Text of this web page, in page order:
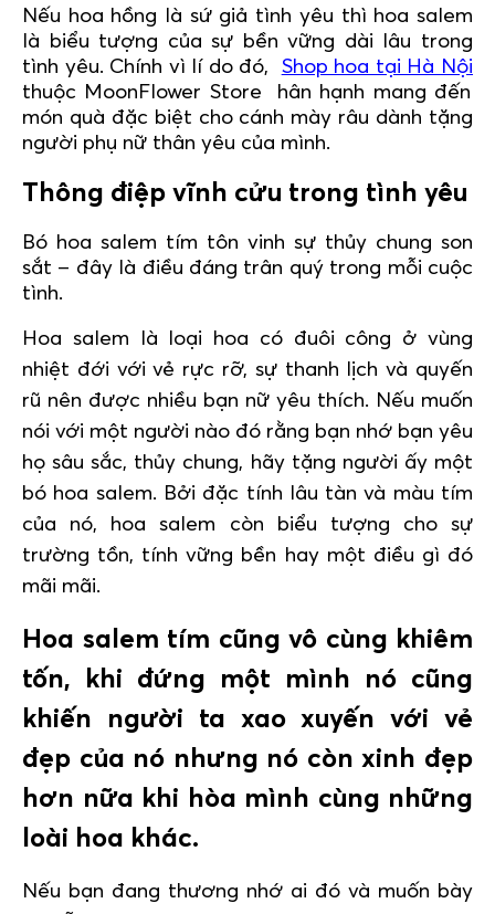
Nếu hoa hồng là sứ giả tình yêu thì hoa salem
là biểu tượng của sự bền vững dài lâu trong
tình yêu. Chính vì lí do đó, Shop hoa tại Hà Nội
thuộc MoonFlower Store hân hạnh mang đến
món quà đặc biệt cho cánh mày râu dành tặng
người phụ nữ thân yêu của mình.
Thông điệp vĩnh cửu trong tình yêu
Bó hoa salem tím tôn vinh sự thủy chung son
sắt – đây là điều đáng trân quý trong mỗi cuộc
tình.
Hoa salem là loại hoa có đuôi công ở vùng
nhiệt đới với vẻ rực rỡ, sự thanh lịch và quyến
rũ nên được nhiều bạn nữ yêu thích. Nếu muốn
nói với một người nào đó rằng bạn nhớ bạn yêu
họ sâu sắc, thủy chung, hãy tặng người ấy một
bó hoa salem. Bởi đặc tính lâu tàn và màu tím
của nó, hoa salem còn biểu tượng cho sự
trường tồn, tính vững bền hay một điều gì đó
mãi mãi.
Hoa salem tím cũng vô cùng khiêm
tốn, khi đứng một mình nó cũng
khiến người ta xao xuyến với vẻ
đẹp của nó nhưng nó còn xinh đẹp
hơn nữa khi hòa mình cùng những
loài hoa khác.
Nếu bạn đang thương nhớ ai đó và muốn bày